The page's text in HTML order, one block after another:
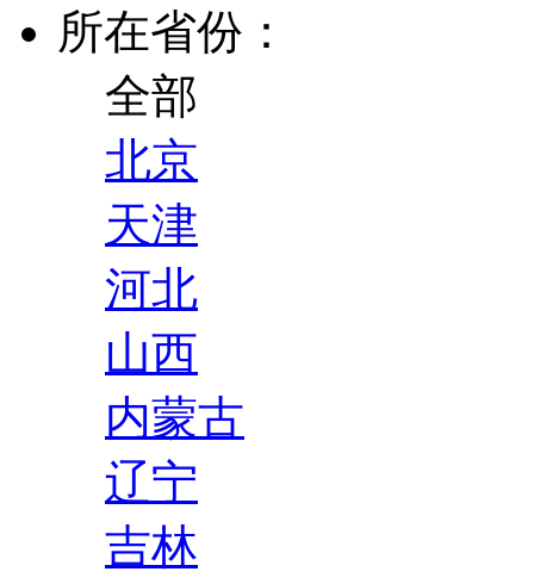
所在省份：
全部
北京
天津
河北
山西
内蒙古
辽宁
吉林